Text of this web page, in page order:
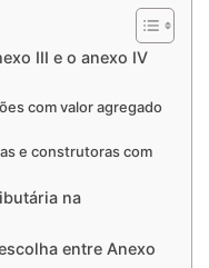
III e o anexo IV
com valor agregado
e construtoras com
na
entre Anexo